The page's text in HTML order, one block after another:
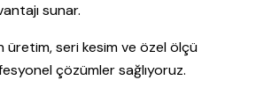
sunar.
üretim, seri kesim ve özel ölçü
çözümler sağlıyoruz.